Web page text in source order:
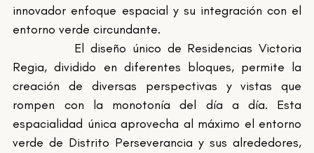
innovador enfoque espacial y su integración con el
entorno verde circundante.
Regia, dividido en diferentes bloques, permite la
creación de diversas perspectivas y vistas que
rompen con la monotonía del día a día. Esta
espacialidad única aprovecha al máximo el entorno
verde de Distrito Perseverancia y sus alrededores,